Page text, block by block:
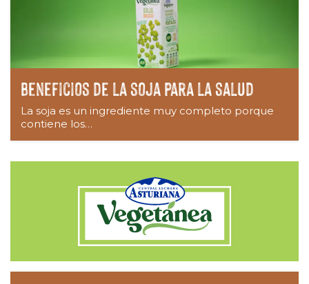
Beneficios de la soja para la salud
La soja es un ingrediente muy completo porque
contiene los…